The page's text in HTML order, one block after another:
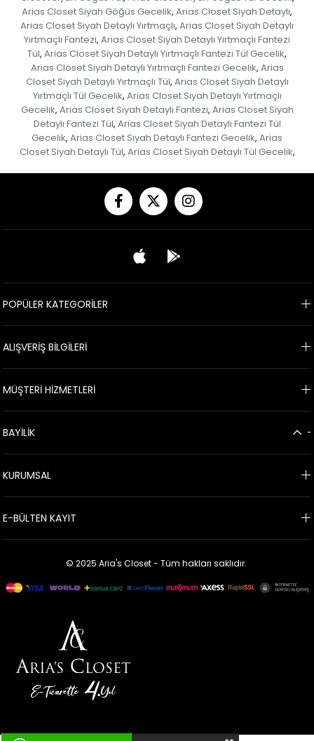
Arias Closet Siyah Göğüs Gecelik, Arias Closet Siyah Detaylı,
Arias Closet Siyah Detaylı Yırtmaçlı, Arias Closet Siyah Detaylı
Yırtmaçlı Fantezi, Arias Closet Siyah Detaylı Yırtmaçlı Fantezi
Tül, Arias Closet Siyah Detaylı Yırtmaçlı Fantezi Tül Gecelik,
Arias Closet Siyah Detaylı Yırtmaçlı Fantezi Gecelik, Arias
Closet Siyah Detaylı Yırtmaçlı Tül, Arias Closet Siyah Detaylı
Yırtmaçlı Tül Gecelik, Arias Closet Siyah Detaylı Yırtmaçlı
Gecelik, Arias Closet Siyah Detaylı Fantezi, Arias Closet Siyah
Detaylı Fantezi Tül, Arias Closet Siyah Detaylı Fantezi Tül
Gecelik, Arias Closet Siyah Detaylı Fantezi Gecelik, Arias
Closet Siyah Detaylı Tül, Arias Closet Siyah Detaylı Tül Gecelik,
POPÜLER KATEGORİLER
ALIŞVERİŞ BİLGİLERİ
MÜŞTERİ HİZMETLERİ
BAYİLİK
KURUMSAL
E-BÜLTEN KAYIT
© 2025 Aria's Closet - Tüm hakları saklıdır.